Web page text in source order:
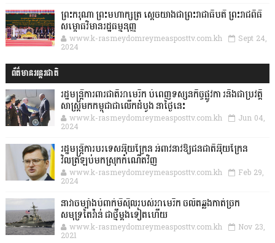
ព្រះករុណា ព្រះមហាក្សត្រ ស្តេចយាងជាព្រះរាជាធិបតី ព្រះរាជពិធី
សម្ពោធវិមានរដ្ឋធម្មនុញ្ញ
www.k-rasmeydomreymeasposttv.com.kh Sept 24,
2024
ព័ត៌មានអន្តរជាតិ
រដ្ឋមន្រ្តីការពារជាតិអាមេរិក បំពេញទស្សនកិច្ចផ្លូវកា រនិងជាប្រវត្តិ
សាស្រ្តមកកម្ពុជាជាលើកដំបូង នាថ្ងៃនេះ
www.k-rasmeydomreymeasposttv.com.kh Jun 04,
2024
រដ្ឋមន្ត្រីការបរទេសអ៊ុយក្រែន អំពាវនាវឱ្យជនជាតិអ៊ុយក្រែន
វិលត្រឡប់មកស្រុកកំណើតវិញ
www.k-rasmeydomreymeasposttv.com.kh Feb 29,
2024
នាវាចម្បាំងបំពាក់មីស៊ីលរបស់អាមេរិក ចល័តឆ្លងកាត់ច្រក
សមុទ្រតៃវ៉ាន់ ជាថ្មីម្តងទៀតហើយ
www.k-rasmeydomreymeasposttv.com.kh Nov 23,
2021